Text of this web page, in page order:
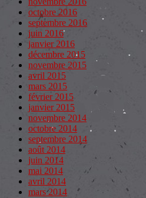
octobre 2016
septembre 2016
juin 2016
janvier 2016
décembre 2015
novembre 2015
avril 2015
mars 2015
février 2015
janvier 2015
novembre 2014
octobre 2014
septembre 2014
août 2014
juin 2014
mai 2014
avril 2014
mars 2014